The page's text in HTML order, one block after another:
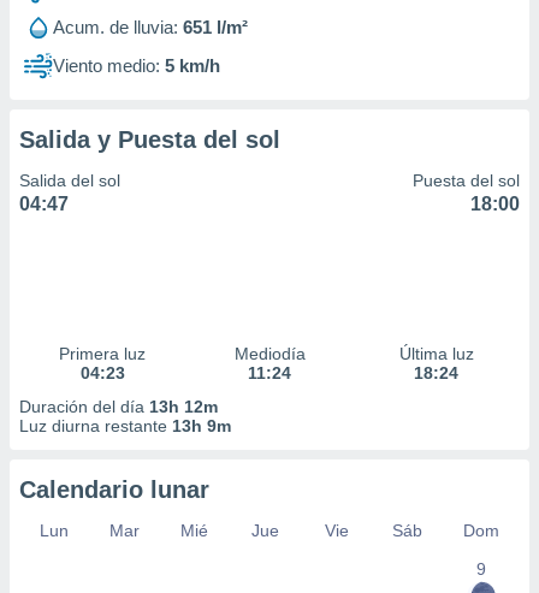
Acum. de lluvia: 651 l/m²
Viento medio: 5 km/h
Salida y Puesta del sol
Salida del sol
04:47
Puesta del sol
18:00
Primera luz
04:23
Mediodía
11:24
Última luz
18:24
Duración del día 13h 12m
Luz diurna restante 13h 9m
Calendario lunar
Lun Mar Mié Jue Vie Sáb
Dom
9